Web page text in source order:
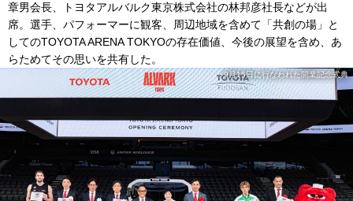
章男会長、トヨタアルバルク東京株式会社の林邦彦社長などが出
席。選手、パフォーマーに観客、周辺地域を含めて「共創の場」と
してのTOYOTA ARENA TOKYOの存在価値、今後の展望を含め、あ
らためてその思いを共有した。
9月15日に行なわれた開業記念式典